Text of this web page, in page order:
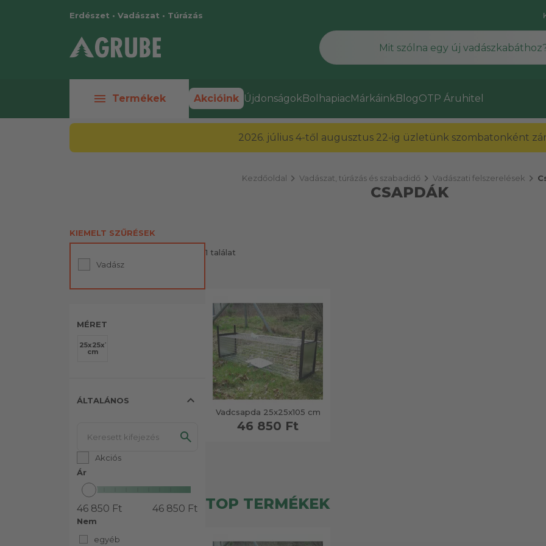
Erdészet • Vadászat • Túrázás
menu Termékek Akcióink ÚjdonságokBolhapiacMárkáinkBlogOTP Áruhitel
2026. július 4-től augusztus 22-ig üzletünk szombatonként
Kezdőoldal chevron_right Vadászat, túrázás és szabadidő chevron_right Vadászati felszerelések chevron_right
CSAPDÁK
1 találat
Vadcsapda 25x25x105 cm
46 850 Ft
TOP TERMÉKEK
KIEMELT SZŰRÉSEK
Vadász
MÉRET
25x25x105
cm
ÁLTALÁNOS expand_less
Akciós
Ár
46 850 Ft 46 850 Ft
Nem
egyéb